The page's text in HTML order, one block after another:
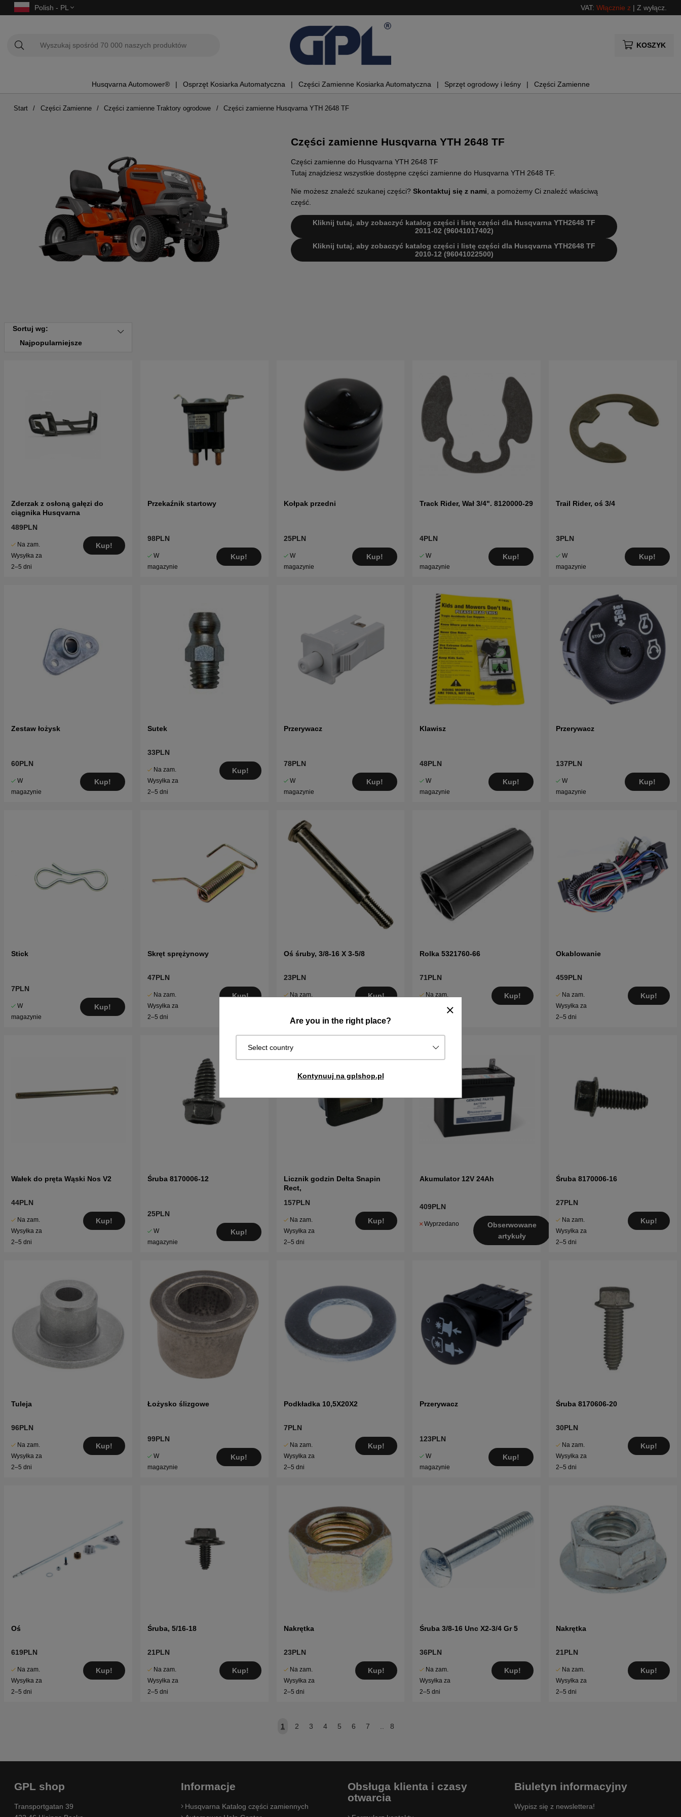
Polish - PL VAT: Włącznie z | Z wyłącz.
KOSZYK
Husqvarna Automower® Osprzęt Kosiarka Automatyczna Części Zamienne Kosiarka Automatyczna Sprzęt ogrodowy i leśny Części Zamienne
Are you in the right place?
Select country
Kontynuuj na gplshop.pl
Start Części Zamienne Części zamienne Traktory ogrodowe Części zamienne Husqvarna YTH 2648 TF
Części zamienne Husqvarna YTH 2648 TF
Części zamienne do Husqvarna YTH 2648 TF
Tutaj znajdziesz wszystkie dostępne części zamienne do Husqvarna YTH 2648 TF.
Nie możesz znaleźć szukanej części? Skontaktuj się z nami, a pomożemy Ci znaleźć właściwą
część.
Kliknij tutaj, aby zobaczyć katalog części i listę części dla Husqvarna YTH2648 TF
2011-02 (96041017402)
Kliknij tutaj, aby zobaczyć katalog części i listę części dla Husqvarna YTH2648 TF
2010-12 (96041022500)
Sortuj wg:
Najpopularniejsze
Zderzak z osłoną gałęzi do
ciągnika Husqvarna
489PLN
Na zam.
Wysyłka za
2–5 dni
Kup!
Przekaźnik startowy
98PLN
W
magazynie
Kup!
Kołpak przedni
25PLN
W
magazynie
Kup!
Track Rider, Wał 3/4". 8120000-29
4PLN
W
magazynie
Kup!
Trail Rider, oś 3/4
3PLN
W
magazynie
Kup!
Zestaw łożysk
60PLN
W
magazynie
Kup!
Sutek
33PLN
Na zam.
Wysyłka za
2–5 dni
Kup!
Przerywacz
78PLN
W
magazynie
Kup!
Klawisz
48PLN
W
magazynie
Kup!
Przerywacz
137PLN
W
magazynie
Kup!
Stick
7PLN
W
magazynie
Kup!
Skręt sprężynowy
47PLN
Na zam.
Wysyłka za
2–5 dni
Kup!
Oś śruby, 3/8-16 X 3-5/8
23PLN
Na zam.
2–5 dni
Kup!
Rolka 5321760-66
71PLN
Na zam.
Wysyłka za
Kup!
Okablowanie
459PLN
Na zam.
Wysyłka za
2–5 dni
Kup!
Wałek do pręta Wąski Nos V2
44PLN
Na zam.
Wysyłka za
2–5 dni
Kup!
Śruba 8170006-12
25PLN
W
magazynie
Kup!
Licznik godzin Delta Snapin
Rect,
157PLN
Na zam.
Wysyłka za
2–5 dni
Kup!
Akumulator 12V 24Ah
409PLN
Wyprzedano
Obserwowane
artykuły
Śruba 8170006-16
27PLN
Na zam.
Wysyłka za
2–5 dni
Kup!
Tuleja
96PLN
Na zam.
Wysyłka za
2–5 dni
Kup!
Łożysko ślizgowe
99PLN
W
magazynie
Kup!
Podkładka 10,5X20X2
7PLN
Na zam.
Wysyłka za
2–5 dni
Kup!
Przerywacz
123PLN
W
magazynie
Kup!
Śruba 8170606-20
30PLN
Na zam.
Wysyłka za
2–5 dni
Kup!
Oś
619PLN
Na zam.
Wysyłka za
2–5 dni
Kup!
Śruba, 5/16-18
21PLN
Na zam.
Wysyłka za
2–5 dni
Kup!
Nakrętka
23PLN
Na zam.
Wysyłka za
2–5 dni
Kup!
Śruba 3/8-16 Unc X2-3/4 Gr 5
36PLN
Na zam.
Wysyłka za
2–5 dni
Kup!
Nakrętka
21PLN
Na zam.
Wysyłka za
2–5 dni
Kup!
1 2 3 4 5 6 7 .. 8
GPL shop
Transportgatan 39
Informacje
Husqvarna Katalog części zamiennych
Obsługa klienta i czasy
otwarcia
Biuletyn informacyjny
Wypisz się z newslettera!